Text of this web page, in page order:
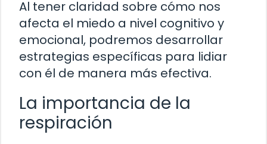
Al tener claridad sobre cómo nos
afecta el miedo a nivel cognitivo y
emocional, podremos desarrollar
estrategias específicas para lidiar
con él de manera más efectiva.
La importancia de la
respiración